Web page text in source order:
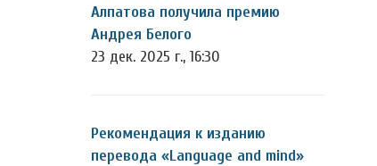
Алпатова получила премию
Андрея Белого
23 дек. 2025 г., 16:30
Рекомендация к изданию
перевода «Language and mind»